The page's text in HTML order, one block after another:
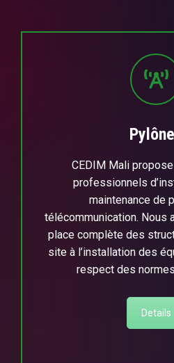
CEDIM Mali
professionnels
maintenance de
télécommunication. Nous
place complète des
site à l’installation des
respect des
Details